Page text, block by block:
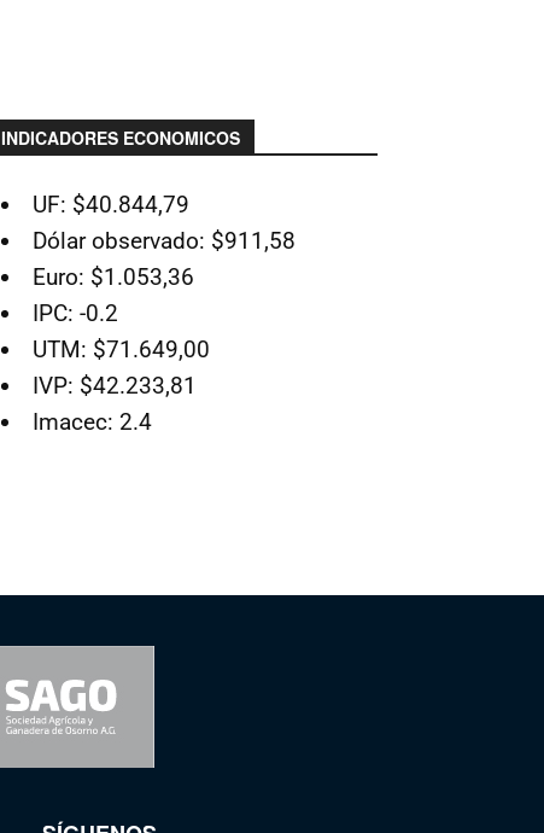
INDICADORES ECONOMICOS
UF: $40.844,79
Dólar observado: $911,58
Euro: $1.053,36
IPC: -0.2
UTM: $71.649,00
IVP: $42.233,81
Imacec: 2.4